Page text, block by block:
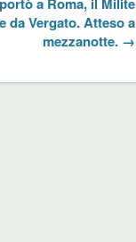
da Vergato. Atteso a
mezzanotte. →